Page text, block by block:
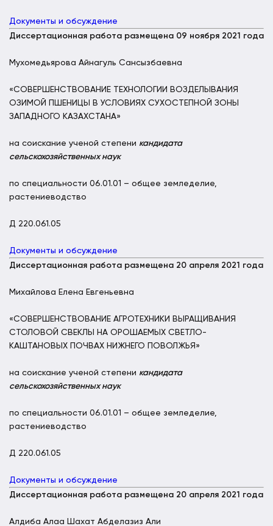
Документы и обсуждение
Диссертационная работа размещена 09 ноября 2021 года
Мухомедьярова Айнагуль Сансызбаевна
«СОВЕРШЕНСТВОВАНИЕ ТЕХНОЛОГИИ ВОЗДЕЛЫВАНИЯ
ОЗИМОЙ ПШЕНИЦЫ В УСЛОВИЯХ СУХОСТЕПНОЙ ЗОНЫ
ЗАПАДНОГО КАЗАХСТАНА»
на соискание ученой степени кандидата
сельскохозяйственных наук
по специальности 06.01.01 – общее земледелие,
растениеводство
Д 220.061.05
Документы и обсуждение
Диссертационная работа размещена 20 апреля 2021 года
Михайлова Елена Евгеньевна
«СОВЕРШЕНСТВОВАНИЕ АГРОТЕХНИКИ ВЫРАЩИВАНИЯ
СТОЛОВОЙ СВЕКЛЫ НА ОРОШАЕМЫХ СВЕТЛО-
КАШТАНОВЫХ ПОЧВАХ НИЖНЕГО ПОВОЛЖЬЯ»
на соискание ученой степени кандидата
сельскохозяйственных наук
по специальности 06.01.01 – общее земледелие,
растениеводство
Д 220.061.05
Документы и обсуждение
Диссертационная работа размещена 20 апреля 2021 года
Алдиба Алаа Шахат Абделазиз Али